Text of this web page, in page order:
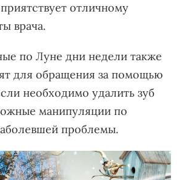
отличному
врача.
по Луне дни недели также
для обращения за помощью
необходимо удалить зуб
манипуляции по
проблемы.